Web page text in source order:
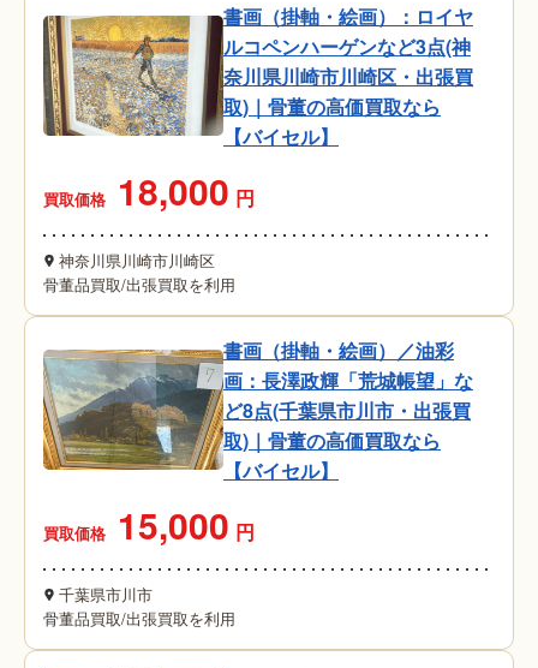
書画（掛軸・絵画）：ロイヤ
ルコペンハーゲンなど3点(神
奈川県川崎市川崎区・出張買
取)｜骨董の高価買取なら
【バイセル】
買取価格 18,000 円
神奈川県川崎市川崎区
骨董品買取/出張買取を利用
書画（掛軸・絵画）／油彩
画：長澤政輝「荒城帳望」な
ど8点(千葉県市川市・出張買
取)｜骨董の高価買取なら
【バイセル】
買取価格 15,000 円
千葉県市川市
骨董品買取/出張買取を利用